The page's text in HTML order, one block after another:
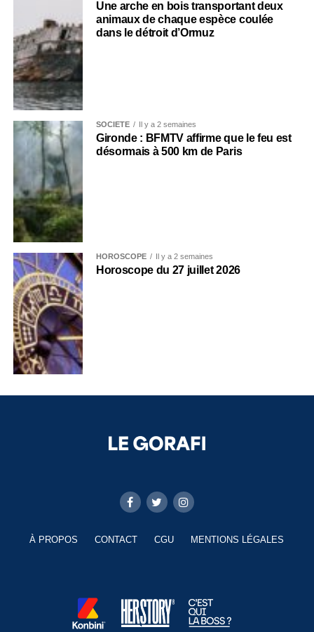
Une arche en bois transportant deux
animaux de chaque espèce coulée
dans le détroit d’Ormuz
SOCIÉTÉ Il y a 2 semaines
Gironde : BFMTV affirme que le feu est
désormais à 500 km de Paris
HOROSCOPE Il y a 2 semaines
Horoscope du 27 juillet 2026
À PROPOS CONTACT CGU MENTIONS LÉGALES